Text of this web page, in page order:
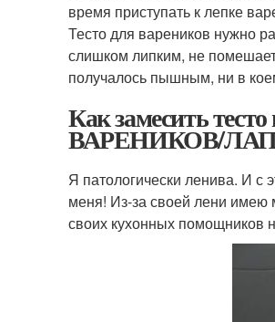
время приступать к лепке
Тесто для вареников нужно
слишком липким, не
получалось пышным, ни в
Как замесить
ВАРЕНИКОВ/
Я патологически ленива. И с
меня! Из-за своей лени имею
своих кухонных помощников